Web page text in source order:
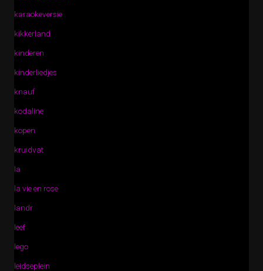
karaokeversie
kikkerland
kinderen
kinderliedjes
knauf
kodaline
kopen
kruidvat
la
la vie en rose
landr
leef
lego
leidseplein